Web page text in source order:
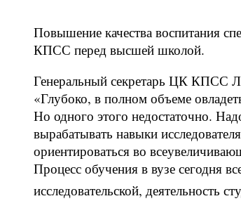
Повышение качества воспитания
КПСС перед высшей школой.
Генеральный секретарь ЦК КПСС
«Глубоко, в полном объеме
Но одного этого недостаточно.
вырабатывать навыки
ориентироваться во
Процесс обучения в вузе сегодня
исследовательской, деятельность